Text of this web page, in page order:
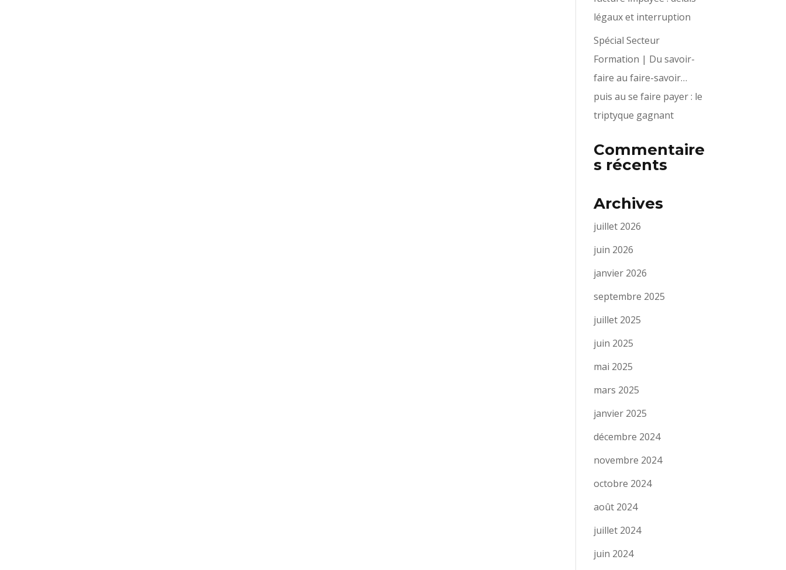
légaux et interruption
Spécial Secteur
Formation | Du savoir-
faire au faire-savoir…
puis au se faire payer : le
triptyque gagnant
Commentaire
s récents
Archives
juillet 2026
juin 2026
janvier 2026
septembre 2025
juillet 2025
juin 2025
mai 2025
mars 2025
janvier 2025
décembre 2024
novembre 2024
octobre 2024
août 2024
juillet 2024
juin 2024